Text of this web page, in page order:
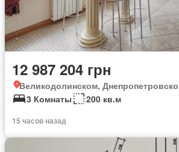
12 987 204 грн
Великодолинском,
3 Комнаты
200 кв.м
15 часов назад